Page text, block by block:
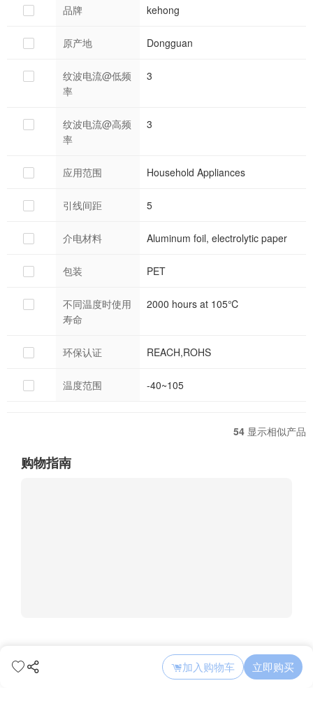
品牌 kehong
原产地 Dongguan
纹波电流@低频
率
3
纹波电流@高频
率
3
应用范围 Household Appliances
引线间距 5
介电材料 Aluminum foil, electrolytic paper
包装 PET
不同温度时使用
寿命
2000 hours at 105℃
环保认证 REACH,ROHS
温度范围 -40~105
54 显示相似产品
购物指南
加入购物车 立即购买